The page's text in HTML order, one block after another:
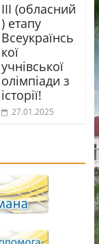
ІІІ (обласний
) етапу
Всеукраїнсь
кої
учнівської
олімпіади з
історії!
27.01.2025